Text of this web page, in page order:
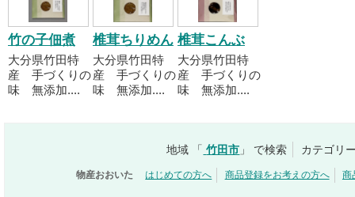
竹の子佃煮
大分県竹田特
産 手づくりの
味 無添加....
椎茸ちりめん
大分県竹田特
産 手づくりの
味 無添加....
椎茸こんぶ
大分県竹田特
産 手づくりの
味 無添加....
地域 「 竹田市 」 で検索 カテゴリ
物産おおいた はじめての方へ 商品登録をお考えの方へ 商